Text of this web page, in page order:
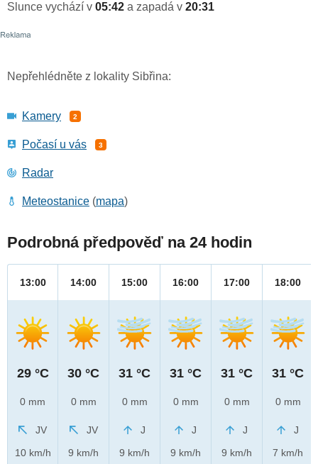
Slunce vychází v 05:42 a zapadá v 20:31
Nepřehlédněte z lokality Sibřina:
Kamery 2
Počasí u vás 3
Radar
Meteostanice (mapa)
Podrobná předpověď na 24 hodin
13:00
29 °C
0 mm
JV
10 km/h
14:00
30 °C
0 mm
JV
9 km/h
15:00
31 °C
0 mm
J
9 km/h
16:00
31 °C
0 mm
J
9 km/h
17:00
31 °C
0 mm
J
9 km/h
18:00
31 °C
0 mm
J
7 km/h